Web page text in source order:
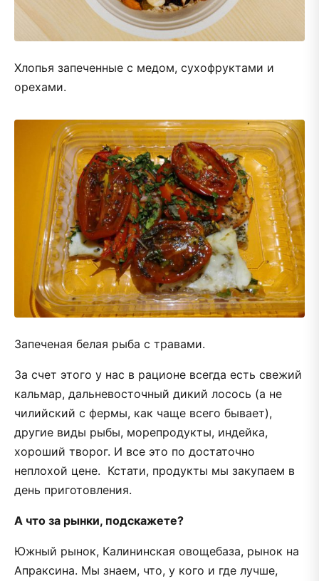
Хлопья запеченные с медом, сухофруктами и
орехами.
Запеченая белая рыба с травами.
За счет этого у нас в рационе всегда есть свежий
кальмар, дальневосточный дикий лосось (а не
чилийский с фермы, как чаще всего бывает),
другие виды рыбы, морепродукты, индейка,
хороший творог. И все это по достаточно
неплохой цене. Кстати, продукты мы закупаем в
день приготовления.
А что за рынки, подскажете?
Южный рынок, Калининская овощебаза, рынок на
Апраксина. Мы знаем, что, у кого и где лучше,